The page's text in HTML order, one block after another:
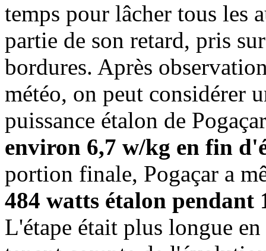
temps pour lâcher tous les
partie de son retard, pris
bordures. Après
météo, on peut considérer
puissance étalon de
environ 6,7 w/kg en fin
portion finale, Pogaçar a
484 watts étalon pendant
L'étape était plus longue